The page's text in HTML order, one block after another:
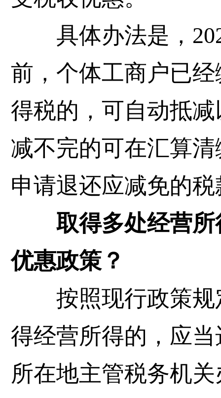
具体办法是，
前，个体工商户已
得税的，可自动抵
减不完的可在汇算
申请退还应减免的
取得多处经营所
优惠政策？
按照现行政策规
得经营所得的，应
所在地主管税务机